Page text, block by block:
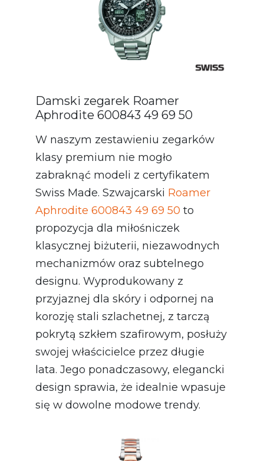
Damski zegarek Roamer
Aphrodite 600843 49 69 50
W naszym zestawieniu zegarków
klasy premium nie mogło
zabraknąć modeli z certyfikatem
Swiss Made. Szwajcarski Roamer
Aphrodite 600843 49 69 50 to
propozycja dla miłośniczek
klasycznej biżuterii, niezawodnych
mechanizmów oraz subtelnego
designu. Wyprodukowany z
przyjaznej dla skóry i odpornej na
korozję stali szlachetnej, z tarczą
pokrytą szkłem szafirowym, posłuży
swojej właścicielce przez długie
lata. Jego ponadczasowy, elegancki
design sprawia, że idealnie wpasuje
się w dowolne modowe trendy.